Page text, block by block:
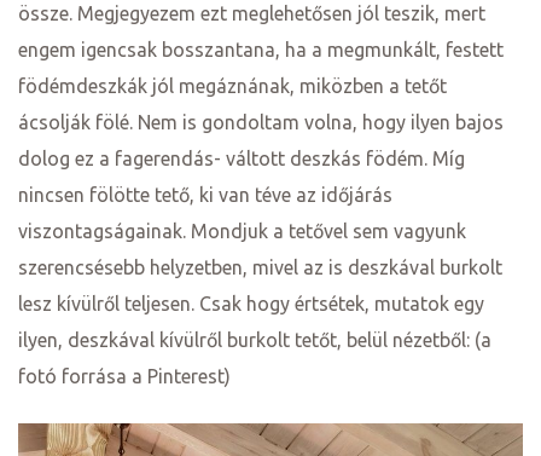
össze. Megjegyezem ezt meglehetősen jól teszik, mert
engem igencsak bosszantana, ha a megmunkált, festett
födémdeszkák jól megáznának, miközben a tetőt
ácsolják fölé. Nem is gondoltam volna, hogy ilyen bajos
dolog ez a fagerendás- váltott deszkás födém. Míg
nincsen fölötte tető, ki van téve az időjárás
viszontagságainak. Mondjuk a tetővel sem vagyunk
szerencsésebb helyzetben, mivel az is deszkával burkolt
lesz kívülről teljesen. Csak hogy értsétek, mutatok egy
ilyen, deszkával kívülről burkolt tetőt, belül nézetből: (a
fotó forrása a Pinterest)